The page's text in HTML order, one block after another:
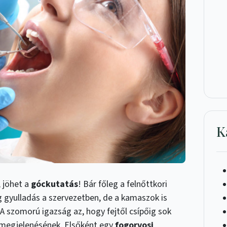
jöhet a góckutatás! Bár főleg a felnőttkori
a szervezetben, de a kamaszok is
szomorú igazság az, hogy fejtől csípőig sok